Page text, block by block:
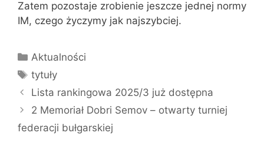
Zatem pozostaje zrobienie jeszcze jednej normy
IM, czego życzymy jak najszybciej.
Kategorie
Aktualności
Tagi
tytuły
Lista rankingowa 2025/3 już dostępna
2 Memoriał Dobri Semov – otwarty turniej
federacji bułgarskiej